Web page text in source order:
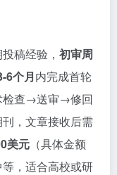
稿经验， 初审周
6个月内完成首轮
检查→送审→修回
，文章接收后需
美元 （具体金额
，适合高校或研